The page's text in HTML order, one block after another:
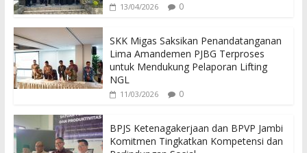
13/04/2026 0
SKK Migas Saksikan Penandatanganan
Lima Amandemen PJBG Terproses
untuk Mendukung Pelaporan Lifting
NGL
11/03/2026 0
BPJS Ketenagakerjaan dan BPVP Jambi
Komitmen Tingkatkan Kompetensi dan